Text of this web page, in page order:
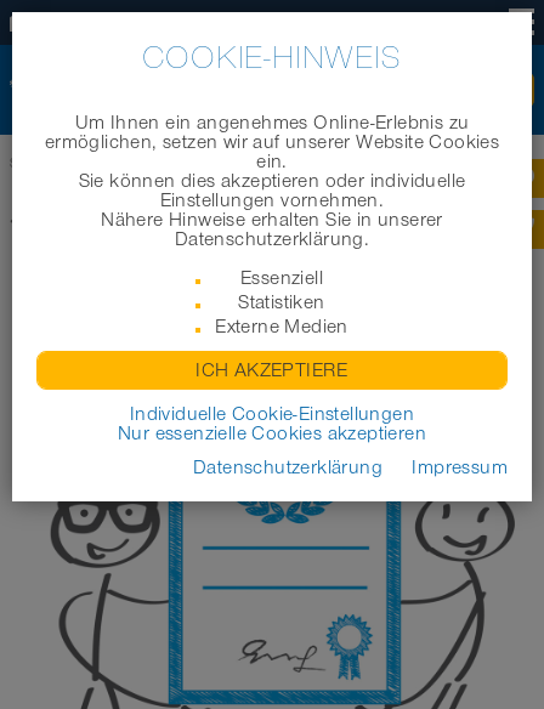
Startseite NORRES Gruppe verzeichnet erneuten Erfolg!
Zurück zur Übersicht
NORRES GRUPPE VERZEICHNET
ERNEUTEN ERFOLG!
COOKIE-HINWEIS
Um Ihnen ein angenehmes Online-Erlebnis zu
ermöglichen, setzen wir auf unserer Website Cookies
ein.
Sie können dies akzeptieren oder individuelle
Einstellungen vornehmen.
Nähere Hinweise erhalten Sie in unserer
Datenschutzerklärung.
Essenziell
Statistiken
Externe Medien
ICH AKZEPTIERE
Individuelle Cookie-Einstellungen
Nur essenzielle Cookies akzeptieren
Datenschutzerklärung
Impressum